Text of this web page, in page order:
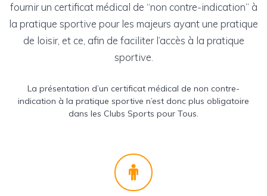
fournir un certificat médical de “non contre-indication” à
la pratique sportive pour les majeurs ayant une pratique
de loisir, et ce, afin de faciliter l’accès à la pratique
sportive.
La présentation d’un certificat médical de non contre-
indication à la pratique sportive n’est donc plus obligatoire
dans les Clubs Sports pour Tous.